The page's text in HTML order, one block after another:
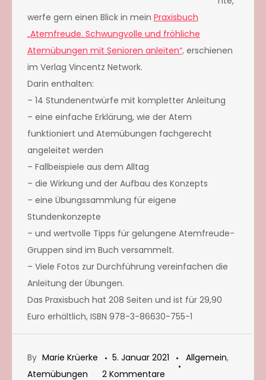
werfe gern einen Blick in mein Praxisbuch
„Atemfreude. Schwungvolle und fröhliche
Atemübungen mit Senioren anleiten“, erschienen
im Verlag Vincentz Network.
Darin enthalten:
– 14 Stundenentwürfe mit kompletter Anleitung
– eine einfache Erklärung, wie der Atem
funktioniert und Atemübungen fachgerecht
angeleitet werden
– Fallbeispiele aus dem Alltag
– die Wirkung und der Aufbau des Konzepts
– eine Übungssammlung für eigene
Stundenkonzepte
– und wertvolle Tipps für gelungene Atemfreude-
Gruppen sind im Buch versammelt.
– Viele Fotos zur Durchführung vereinfachen die
Anleitung der Übungen.
Das Praxisbuch hat 208 Seiten und ist für 29,90
Euro erhältlich, ISBN 978-3-86630-755-1
By Marie Krüerke 5. Januar 2021 Allgemein,
Atemübungen
2 Kommentare